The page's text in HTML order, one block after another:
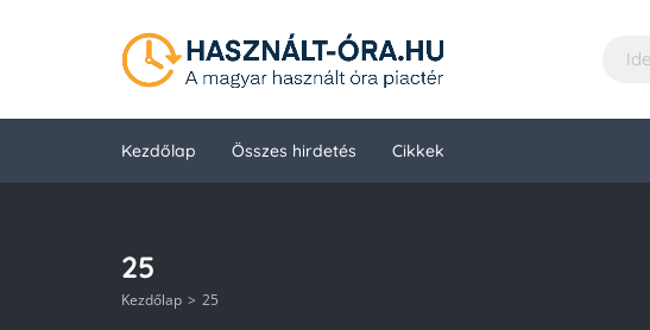
Kezdőlap Összes hirdetés Cikkek
25
Kezdőlap 25